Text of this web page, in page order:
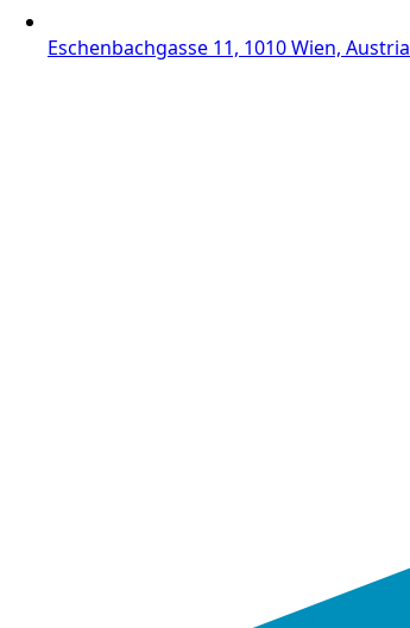
Eschenbachgasse 11, 1010 Wien, Austria